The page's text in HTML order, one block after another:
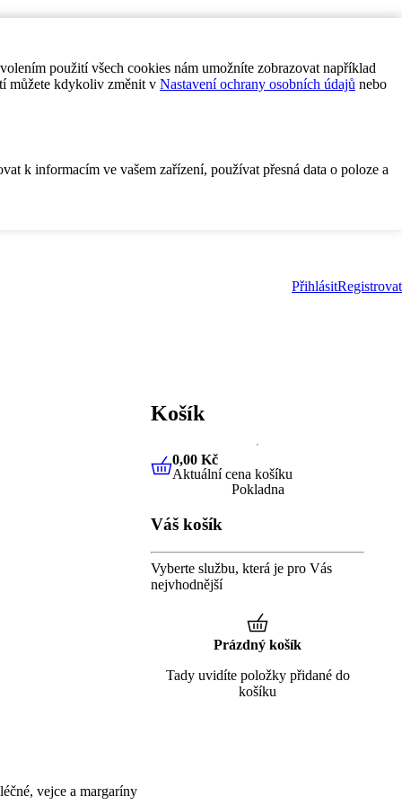
použití všech cookies nám umožníte zobrazovat například
můžete kdykoliv změnit v Nastavení ochrany osobních údajů nebo
k informacím ve vašem zařízení, používat přesná data o poloze a
PřihlásitRegistrovat
vejce a margaríny
Košík
0,00 KčAktuální cena košíku
0,00 Kč
Aktuální cena košíku
Pokladna
Váš košík
Vyberte službu, která je pro Vás
nejvhodnější
Prázdný košík
Tady uvidíte položky přidané do
košíku